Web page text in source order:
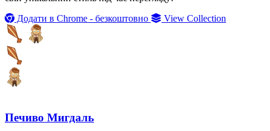
Додати в Chrome - безкоштовно
View Collection
Печиво Мигдаль